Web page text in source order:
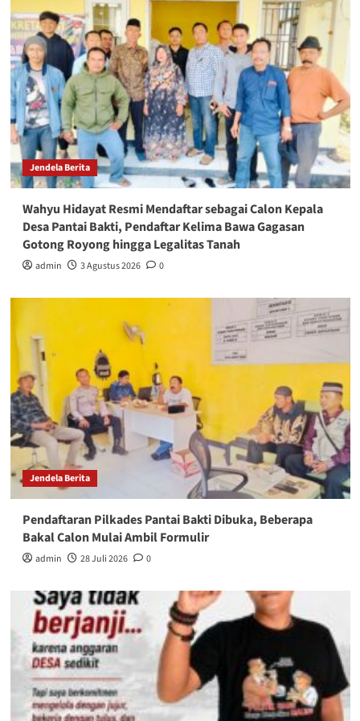
Jendela Berita
Wahyu Hidayat Resmi Mendaftar sebagai Calon Kepala
Desa Pantai Bakti, Pendaftar Kelima Bawa Gagasan
Gotong Royong hingga Legalitas Tanah
admin 3 Agustus 2026 0
Jendela Berita
Pendaftaran Pilkades Pantai Bakti Dibuka, Beberapa
Bakal Calon Mulai Ambil Formulir
admin 28 Juli 2026 0